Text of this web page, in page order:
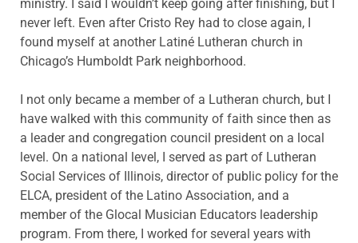
ministry. I said I wouldn’t keep going after finishing, but I
never left. Even after Cristo Rey had to close again, I
found myself at another Latiné Lutheran church in
Chicago’s Humboldt Park neighborhood.
I not only became a member of a Lutheran church, but I
have walked with this community of faith since then as
a leader and congregation council president on a local
level. On a national level, I served as part of Lutheran
Social Services of Illinois, director of public policy for the
ELCA, president of the Latino Association, and a
member of the Glocal Musician Educators leadership
program. From there, I worked for several years with